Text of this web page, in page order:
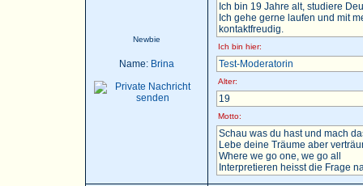
Newbie
Name: Brina
Ich bin 19 Jahre alt, studiere
Ich gehe gerne laufen und mit
kontaktfreudig.
Ich bin hier:
Test-Moderatorin
Alter:
19
Motto:
Schau was du hast und mach
Lebe deine Träume aber
Where we go one, we go all
Interpretieren heisst die Frage